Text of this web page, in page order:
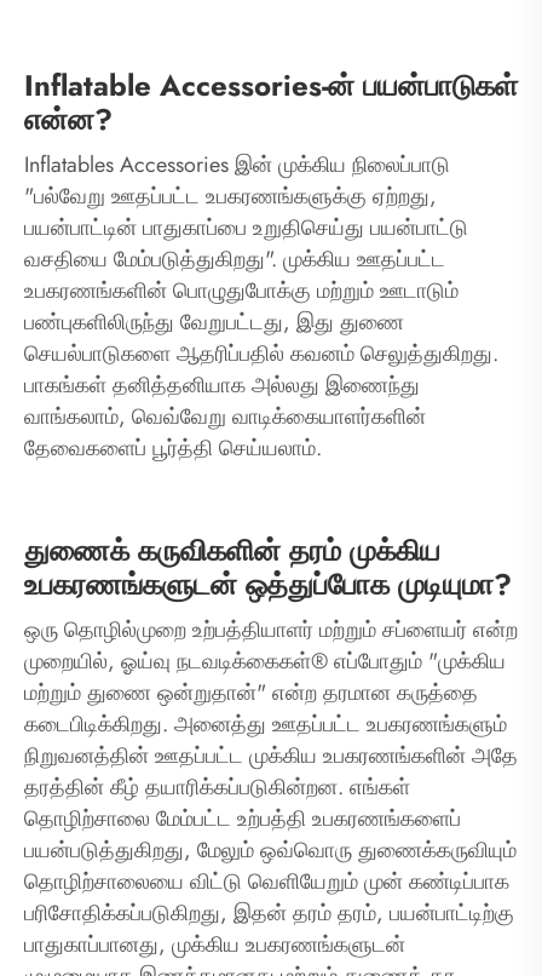
Inflatable Accessories-ன் பயன்பாடுகள்
என்ன?
Inflatables Accessories இன் முக்கிய நிலைப்பாடு
"பல்வேறு ஊதப்பட்ட உபகரணங்களுக்கு ஏற்றது,
பயன்பாட்டின் பாதுகாப்பை உறுதிசெய்து பயன்பாட்டு
வசதியை மேம்படுத்துகிறது". முக்கிய ஊதப்பட்ட
உபகரணங்களின் பொழுதுபோக்கு மற்றும் ஊடாடும்
பண்புகளிலிருந்து வேறுபட்டது, இது துணை
செயல்பாடுகளை ஆதரிப்பதில் கவனம் செலுத்துகிறது.
பாகங்கள் தனித்தனியாக அல்லது இணைந்து
வாங்கலாம், வெவ்வேறு வாடிக்கையாளர்களின்
தேவைகளைப் பூர்த்தி செய்யலாம்.
துணைக் கருவிகளின் தரம் முக்கிய
உபகரணங்களுடன் ஒத்துப்போக முடியுமா?
ஒரு தொழில்முறை உற்பத்தியாளர் மற்றும் சப்ளையர் என்ற
முறையில், ஓய்வு நடவடிக்கைகள்® எப்போதும் "முக்கிய
மற்றும் துணை ஒன்றுதான்" என்ற தரமான கருத்தை
கடைபிடிக்கிறது. அனைத்து ஊதப்பட்ட உபகரணங்களும்
நிறுவனத்தின் ஊதப்பட்ட முக்கிய உபகரணங்களின் அதே
தரத்தின் கீழ் தயாரிக்கப்படுகின்றன. எங்கள்
தொழிற்சாலை மேம்பட்ட உற்பத்தி உபகரணங்களைப்
பயன்படுத்துகிறது, மேலும் ஒவ்வொரு துணைக்கருவியும்
தொழிற்சாலையை விட்டு வெளியேறும் முன் கண்டிப்பாக
பரிசோதிக்கப்படுகிறது, இதன் தரம் தரம், பயன்பாட்டிற்கு
பாதுகாப்பானது, முக்கிய உபகரணங்களுடன்